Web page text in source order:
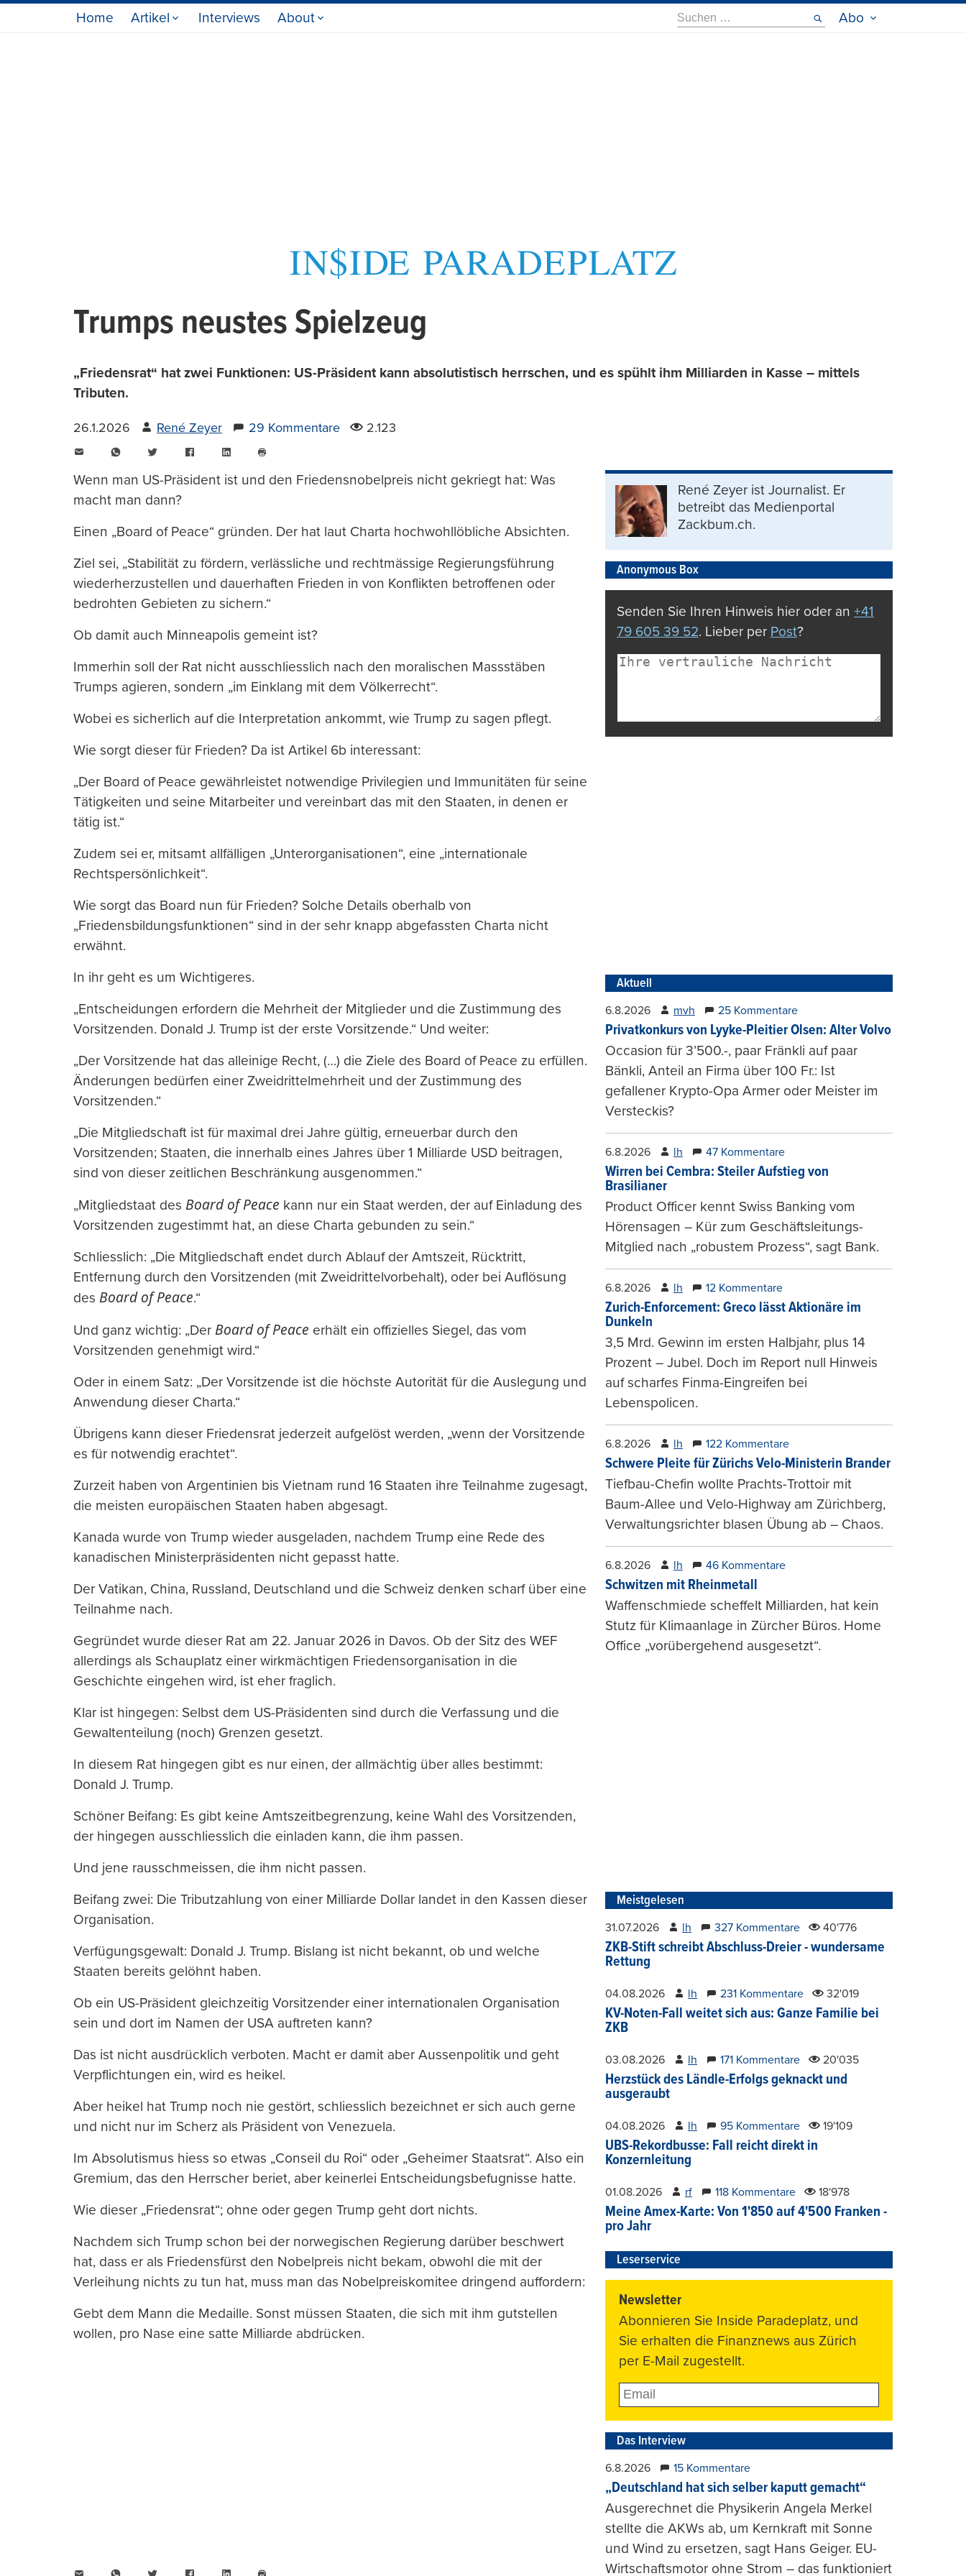
Home Artikel Interviews About
Suche
nach:
Abo
Trumps neustes Spielzeug
„Friedensrat“ hat zwei Funktionen: US-Präsident kann absolutistisch herrschen, und es spühlt ihm Milliarden in Kasse – mittels
Tributen.
26.1.2026 René Zeyer 29 Kommentare 2.123
WhatsAppTwitter FacebookLinkedIn
drucken
Wenn man US-Präsident ist und den Friedensnobelpreis nicht gekriegt hat: Was
macht man dann?
Einen „Board of Peace“ gründen. Der hat laut Charta hochwohllöbliche Absichten.
Ziel sei, „Stabilität zu fördern, verlässliche und rechtmässige Regierungsführung
wiederherzustellen und dauerhaften Frieden in von Konflikten betroffenen oder
bedrohten Gebieten zu sichern.“
Ob damit auch Minneapolis gemeint ist?
Immerhin soll der Rat nicht ausschliesslich nach den moralischen Massstäben
Trumps agieren, sondern „im Einklang mit dem Völkerrecht“.
Wobei es sicherlich auf die Interpretation ankommt, wie Trump zu sagen pflegt.
Wie sorgt dieser für Frieden? Da ist Artikel 6b interessant:
„Der Board of Peace gewährleistet notwendige Privilegien und Immunitäten für seine
Tätigkeiten und seine Mitarbeiter und vereinbart das mit den Staaten, in denen er
tätig ist.“
Zudem sei er, mitsamt allfälligen „Unterorganisationen“, eine „internationale
Rechtspersönlichkeit“.
Wie sorgt das Board nun für Frieden? Solche Details oberhalb von
„Friedensbildungsfunktionen“ sind in der sehr knapp abgefassten Charta nicht
erwähnt.
In ihr geht es um Wichtigeres.
„Entscheidungen erfordern die Mehrheit der Mitglieder und die Zustimmung des
Vorsitzenden. Donald J. Trump ist der erste Vorsitzende.“ Und weiter:
„Der Vorsitzende hat das alleinige Recht, (…) die Ziele des Board of Peace zu erfüllen.
Änderungen bedürfen einer Zweidrittelmehrheit und der Zustimmung des
Vorsitzenden.“
„Die Mitgliedschaft ist für maximal drei Jahre gültig, erneuerbar durch den
Vorsitzenden; Staaten, die innerhalb eines Jahres über 1 Milliarde USD beitragen,
sind von dieser zeitlichen Beschränkung ausgenommen.“
„Mitgliedstaat des Board of Peace kann nur ein Staat werden, der auf Einladung des
Vorsitzenden zugestimmt hat, an diese Charta gebunden zu sein.“
Schliesslich: „Die Mitgliedschaft endet durch Ablauf der Amtszeit, Rücktritt,
Entfernung durch den Vorsitzenden (mit Zweidrittelvorbehalt), oder bei Auflösung
des Board of Peace.“
Und ganz wichtig: „Der Board of Peace erhält ein offizielles Siegel, das vom
Vorsitzenden genehmigt wird.“
Oder in einem Satz: „Der Vorsitzende ist die höchste Autorität für die Auslegung und
Anwendung dieser Charta.“
Übrigens kann dieser Friedensrat jederzeit aufgelöst werden, „wenn der Vorsitzende
es für notwendig erachtet“.
Zurzeit haben von Argentinien bis Vietnam rund 16 Staaten ihre Teilnahme zugesagt,
die meisten europäischen Staaten haben abgesagt.
Kanada wurde von Trump wieder ausgeladen, nachdem Trump eine Rede des
kanadischen Ministerpräsidenten nicht gepasst hatte.
Der Vatikan, China, Russland, Deutschland und die Schweiz denken scharf über eine
Teilnahme nach.
Gegründet wurde dieser Rat am 22. Januar 2026 in Davos. Ob der Sitz des WEF
allerdings als Schauplatz einer wirkmächtigen Friedensorganisation in die
Geschichte eingehen wird, ist eher fraglich.
Klar ist hingegen: Selbst dem US-Präsidenten sind durch die Verfassung und die
Gewaltenteilung (noch) Grenzen gesetzt.
In diesem Rat hingegen gibt es nur einen, der allmächtig über alles bestimmt:
Donald J. Trump.
Schöner Beifang: Es gibt keine Amtszeitbegrenzung, keine Wahl des Vorsitzenden,
der hingegen ausschliesslich die einladen kann, die ihm passen.
Und jene rausschmeissen, die ihm nicht passen.
Beifang zwei: Die Tributzahlung von einer Milliarde Dollar landet in den Kassen dieser
Organisation.
Verfügungsgewalt: Donald J. Trump. Bislang ist nicht bekannt, ob und welche
Staaten bereits gelöhnt haben.
Ob ein US-Präsident gleichzeitig Vorsitzender einer internationalen Organisation
sein und dort im Namen der USA auftreten kann?
Das ist nicht ausdrücklich verboten. Macht er damit aber Aussenpolitik und geht
Verpflichtungen ein, wird es heikel.
Aber heikel hat Trump noch nie gestört, schliesslich bezeichnet er sich auch gerne
und nicht nur im Scherz als Präsident von Venezuela.
Im Absolutismus hiess so etwas „Conseil du Roi“ oder „Geheimer Staatsrat“. Also ein
Gremium, das den Herrscher beriet, aber keinerlei Entscheidungsbefugnisse hatte.
Wie dieser „Friedensrat“; ohne oder gegen Trump geht dort nichts.
Nachdem sich Trump schon bei der norwegischen Regierung darüber beschwert
hat, dass er als Friedensfürst den Nobelpreis nicht bekam, obwohl die mit der
Verleihung nichts zu tun hat, muss man das Nobelpreiskomitee dringend auffordern:
Gebt dem Mann die Medaille. Sonst müssen Staaten, die sich mit ihm gutstellen
wollen, pro Nase eine satte Milliarde abdrücken.
René Zeyer ist Journalist. Er
betreibt das Medienportal
Zackbum.ch.
Anonymous Box
Senden Sie Ihren Hinweis hier oder an +41
79 605 39 52. Lieber per Post?
Aktuell
6.8.2026 mvh 25 Kommentare
Privatkonkurs von Lyyke-Pleitier Olsen: Alter Volvo
Occasion für 3’500.-, paar Fränkli auf paar
Bänkli, Anteil an Firma über 100 Fr.: Ist
gefallener Krypto-Opa Armer oder Meister im
Versteckis?
6.8.2026 lh 47 Kommentare
Wirren bei Cembra: Steiler Aufstieg von
Brasilianer
Product Officer kennt Swiss Banking vom
Hörensagen – Kür zum Geschäftsleitungs-
Mitglied nach „robustem Prozess“, sagt Bank.
6.8.2026 lh 12 Kommentare
Zurich-Enforcement: Greco lässt Aktionäre im
Dunkeln
3,5 Mrd. Gewinn im ersten Halbjahr, plus 14
Prozent – Jubel. Doch im Report null Hinweis
auf scharfes Finma-Eingreifen bei
Lebenspolicen.
6.8.2026 lh 122 Kommentare
Schwere Pleite für Zürichs Velo-Ministerin Brander
Tiefbau-Chefin wollte Prachts-Trottoir mit
Baum-Allee und Velo-Highway am Zürichberg,
Verwaltungsrichter blasen Übung ab – Chaos.
6.8.2026 lh 46 Kommentare
Schwitzen mit Rheinmetall
Waffenschmiede scheffelt Milliarden, hat kein
Stutz für Klimaanlage in Zürcher Büros. Home
Office „vorübergehend ausgesetzt“.
Meistgelesen
31.07.2026 lh 327 Kommentare 40'776
ZKB-Stift schreibt Abschluss-Dreier - wundersame
Rettung
04.08.2026 lh 231 Kommentare 32'019
KV-Noten-Fall weitet sich aus: Ganze Familie bei
ZKB
03.08.2026 lh 171 Kommentare 20'035
Herzstück des Ländle-Erfolgs geknackt und
ausgeraubt
04.08.2026 lh 95 Kommentare 19'109
UBS-Rekordbusse: Fall reicht direkt in
Konzernleitung
01.08.2026 rf 118 Kommentare 18'978
Meine Amex-Karte: Von 1'850 auf 4'500 Franken -
pro Jahr
Leserservice
Newsletter
Abonnieren Sie Inside Paradeplatz, und
Sie erhalten die Finanznews aus Zürich
per E-Mail zugestellt.
Das Interview
6.8.2026 15 Kommentare
„Deutschland hat sich selber kaputt gemacht“
Ausgerechnet die Physikerin Angela Merkel
stellte die AKWs ab, um Kernkraft mit Sonne
und Wind zu ersetzen, sagt Hans Geiger. EU-
Wirtschaftsmotor ohne Strom – das funktioniert